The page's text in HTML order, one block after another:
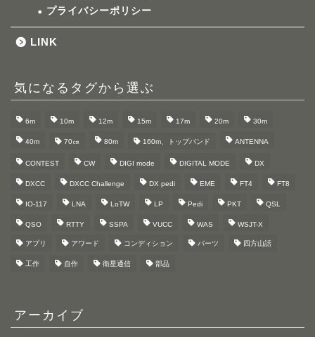
プライバシーポリシー
LINK
気になるタグから選ぶ
6m 10m 12m 15m 17m 20m 30m
40m 70㎝ 80m 160m、トップバンド ANTENNA
CONTEST CW DIGI mode DIGITAL MODE DX
DXCC DXCC Challenge DX pedi EME FT4 FT8
IO-117 LNA LoTW LP Pedi PKT QSL
QSO RTTY SSPA VUCC WAS WSJT-X
アプリ アワード コンディション パーツ 四方山話
工作 自作 衛星通信 部品
アーカイブ